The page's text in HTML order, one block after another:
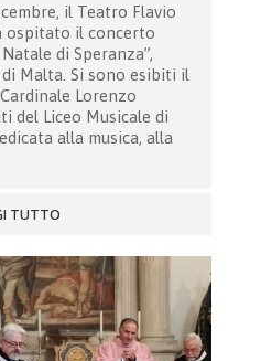
il Teatro Flavio
ospitato il concerto
di Speranza”,
Malta. Si sono esibiti il
Lorenzo
del Liceo Musicale di
alla musica, alla
TUTTO